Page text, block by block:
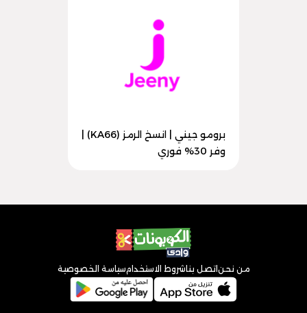
برومو جيني | انسخ الرمز (KA66) |
وفر 30% فوري
من نحن اتصل بنا شروط الاستخدامسياسة الخصوصية